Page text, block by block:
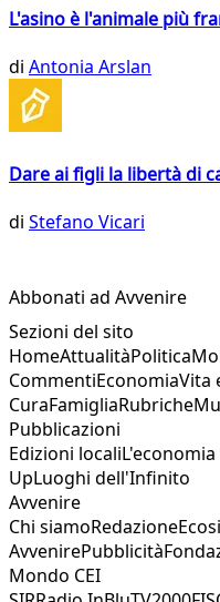
L'asino è l'animale più
di Antonia Arslan
Dare ai figli la libertà di
di Stefano Vicari
Abbonati ad Avvenire
Sezioni del sito
HomeAttualitàPolitica
CommentiEconomiaVita
CuraFamigliaRubriche
Pubblicazioni
Edizioni locali
UpLuoghi dell'Infinito
Avvenire
Chi siamoRedazione
AvvenirePubblicità
Mondo CEI